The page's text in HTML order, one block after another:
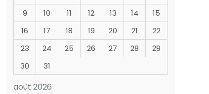
août 2026
9
10 11 12 13 14
15
16
17 18 19 20 21
22
23
24 25 26 27 28
29
30
31